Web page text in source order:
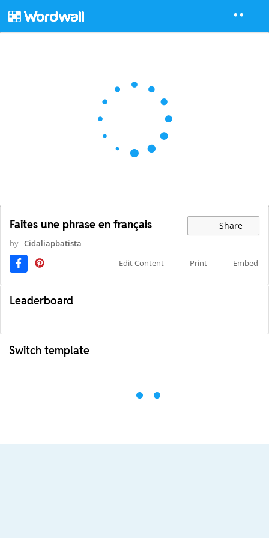
Faites une phrase en français Share
by Cidaliapbatista
Edit Content
Print Embed
Leaderboard
Switch template